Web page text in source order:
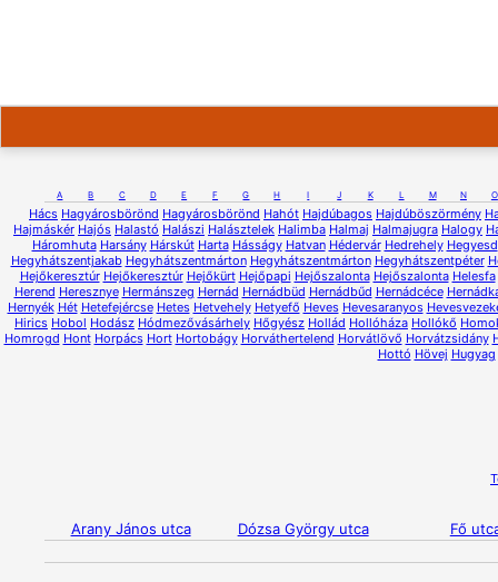
A B C D E F G H I J K L M N O
Hács Hagyárosbörönd Hagyárosbörönd Hahót Hajdúbagos Hajdúböszörmény
Hajmáskér Hajós Halastó Halászi Halásztelek Halimba Halmaj Halmajugra Halogy
Háromhuta Harsány Hárskút Harta Hásságy Hatvan Hédervár Hedrehely Hegyesd
Hegyhátszentjakab Hegyhátszentmárton Hegyhátszentmárton Hegyhátszentpéter
Hejőkeresztúr Hejőkeresztúr Hejőkürt Hejőpapi Hejőszalonta Hejőszalonta Helesfa
Herend Heresznye Hermánszeg Hernád Hernádbüd Hernádbűd Hernádcéce
Hernyék Hét Hetefejércse Hetes Hetvehely Hetyefő Heves Hevesaranyos
Hirics Hobol Hodász Hódmezővásárhely Hőgyész Hollád Hollóháza Hollókő
Homrogd Hont Horpács Hort Hortobágy Horváthertelend Horvátlövő Horvátzsidány
Hottó Hövej Hugyag
Arany János utca Dózsa György utca Fő